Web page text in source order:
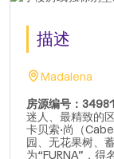
描述
Madalena
房源编号：
迷人、最精致的
卡贝索·尚（
园、无花果树、
为“FURNA”，得